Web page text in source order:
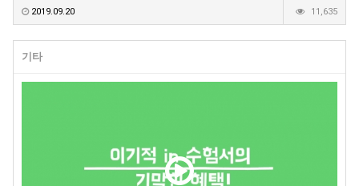
2019.09.20 11,635
기타